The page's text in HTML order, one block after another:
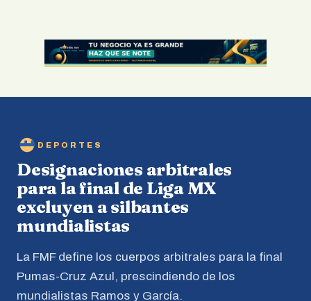
DEPORTES
Designaciones arbitrales
para la final de Liga MX
excluyen a silbantes
mundialistas
La FMF define los cuerpos arbitrales para la final
Pumas-Cruz Azul, prescindiendo de los
mundialistas Ramos y García.